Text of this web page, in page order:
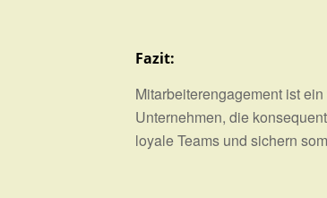
Fazit:
Mitarbeiterengagement ist
Unternehmen, die
loyale Teams und sichern